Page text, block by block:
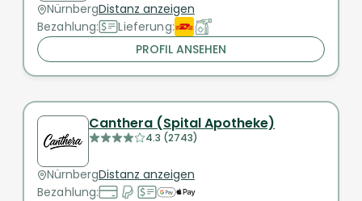
NürnbergDistanz anzeigen
Bezahlung:
Lieferung:
PROFIL ANSEHEN
Canthera (Spital Apotheke)
4.3 (2743)
NürnbergDistanz anzeigen
Bezahlung: